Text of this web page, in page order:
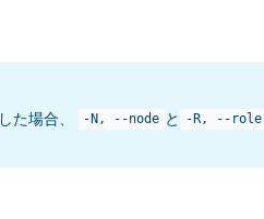
た場合、 -N, --node と -R, --role